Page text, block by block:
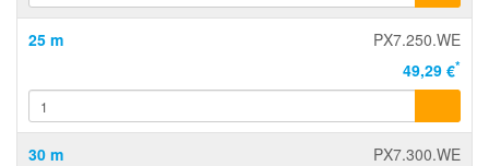
25 m
PX7.250.WE
49,29 €*
30 m
PX7.300.WE